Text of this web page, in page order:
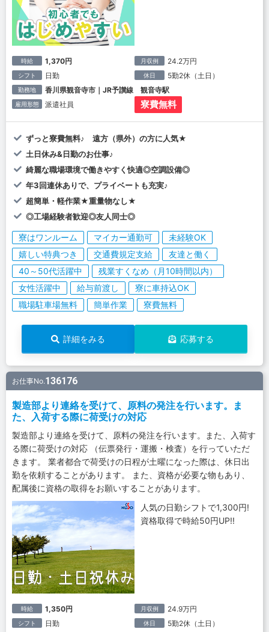
時給 1,370円 月収例 24.2万円
シフト 日勤 休日 5勤2休（土日）
勤務地 香川県観音寺市｜JR予讃線 観音寺駅
雇用形態 派遣社員 寮費無料
ずっと寮費無料♪ 遠方（県外）の方に人気★
土日休み&日勤のお仕事♪
綺麗な職場環境で働きやすく快適◎空調設備◎
年3回連休ありで、プライベートも充実♪
超簡単・軽作業★重量物なし★
◎工場経験者歓迎◎友人同士◎
寮はワンルーム マイカー通勤可
未経験OK
嬉しい特典つき
交通費規定支給
友達と働く
40～50代活躍中
残業すくなめ（月10時間以内）
女性活躍中
給与前渡し
寮に車持込OK
職場駐車場無料
簡単作業 寮費無料
詳細をみる 応募する
お仕事No.136176
製造部より連絡を受けて、原料の発注を行います。ま
た、入荷する際に荷受けの対応
製造部より連絡を受けて、原料の発注を行います。また、入荷す
る際に荷受けの対応 （伝票発行・運搬・検査）を行っていただ
きます。 業者都合で荷受けの日程が土曜になった際は、休日出
勤を依頼することがあります。 また、資格が必要な物もあり、
配属後に資格の取得をお願いすることがあります。
人気の日勤シフトで1,300円!
資格取得で時給50円UP!!
時給 1,350円 月収例 24.9万円
シフト 日勤 休日 5勤2休（土日）